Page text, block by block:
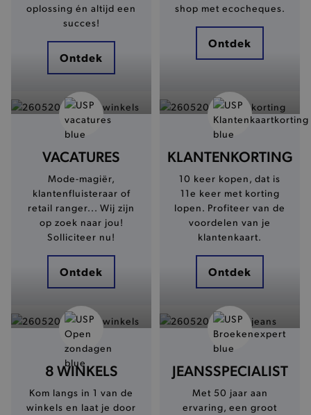
oplossing én altijd een
succes!
Ontdek
shop met ecocheques.
Ontdek
VACATURES
Mode-magiër,
klantenfluisteraar of
retail ranger... Wij zijn
op zoek naar jou!
Solliciteer nu!
Ontdek
KLANTENKORTING
10 keer kopen, dat is
11e keer met korting
lopen. Profiteer van de
voordelen van je
klantenkaart.
Ontdek
8 WINKELS
Kom langs in 1 van de
winkels en laat je door
JEANSSPECIALIST
Met 50 jaar aan
ervaring, een groot